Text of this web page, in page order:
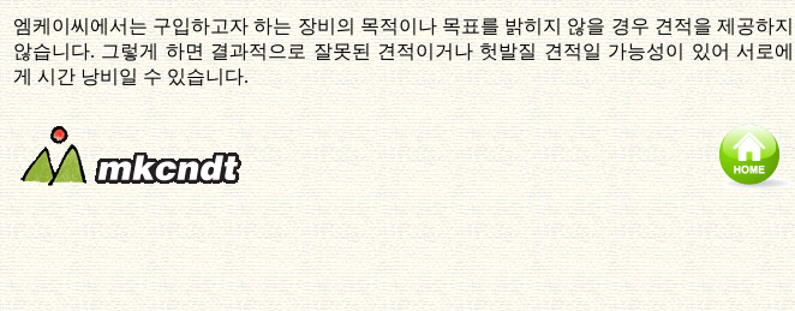
엠케이씨에서는 구입하고자 하는 장비의 목적이나 목표를 밝히지 않을 경우 견적을 제공하지
않습니다. 그렇게 하면 결과적으로 잘못된 견적이거나 헛발질 견적일 가능성이 있어 서로에
게 시간 낭비일 수 있습니다.